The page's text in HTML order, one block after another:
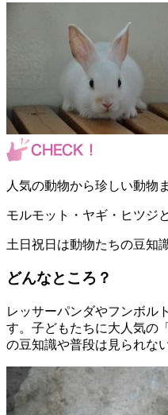
人気の動物から珍しい動物
モルモット・ヤギ・ヒツジ
土日祝日は動物たちの豆知
どんなところ？
レッサーパンダやフンボル
す。子どもたちに大人気の
の豆知識や普段は見られな